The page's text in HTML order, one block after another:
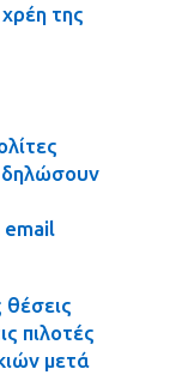
της
δηλώσουν
email
θέσεις
πιλοτές
μετά